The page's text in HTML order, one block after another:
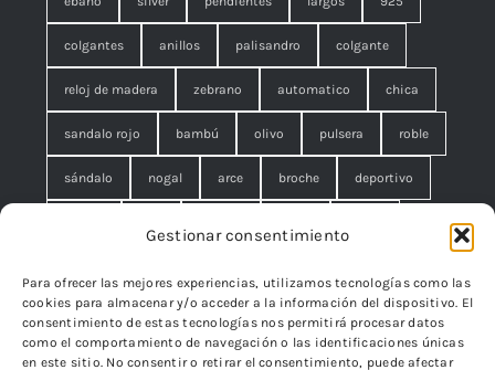
Gestionar consentimiento
Para ofrecer las mejores experiencias, utilizamos tecnologías como las
cookies para almacenar y/o acceder a la información del dispositivo. El
consentimiento de estas tecnologías nos permitirá procesar datos
como el comportamiento de navegación o las identificaciones únicas
en este sitio. No consentir o retirar el consentimiento, puede afectar
colgantes anillos palisandro colgante
reloj de madera zebrano automatico chica
sandalo rojo bambú olivo pulsera roble
sándalo nogal arce broche deportivo
brazalete cuadrado rombo filigrana. broche
cisne edelweiss